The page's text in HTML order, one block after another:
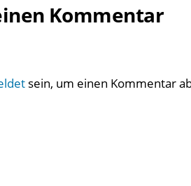
Kommentar
sein, um einen Kommentar